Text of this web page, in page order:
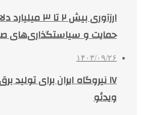
ارزآوری بیش ۲ تا ۳
حمایت‌ و سیاستگذاری‌های
۱۴۰۳/۰۹/۲۶
۱۷ نیروگاه ایران برای
ویدئو